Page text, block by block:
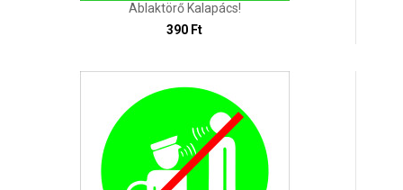
Ablaktörő Kalapács!
390 Ft